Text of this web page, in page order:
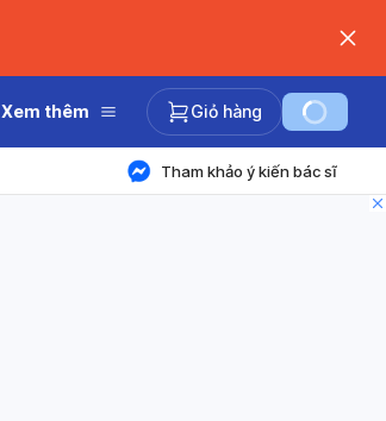
Xem thêm Giỏ hàng
Tham khảo ý kiến bác sĩ